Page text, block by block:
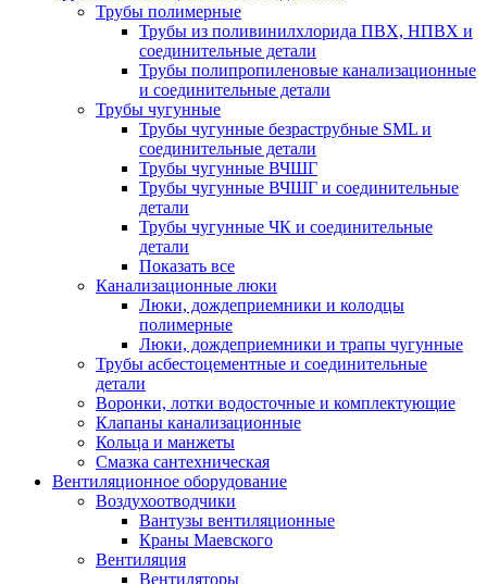
Трубы полимерные
Трубы из поливинилхлорида ПВХ, НПВХ и
соединительные детали
Трубы полипропиленовые канализационные
и соединительные детали
Трубы чугунные
Трубы чугунные безраструбные SML и
соединительные детали
Трубы чугунные ВЧШГ
Трубы чугунные ВЧШГ и соединительные
детали
Трубы чугунные ЧК и соединительные
детали
Показать все
Канализационные люки
Люки, дождеприемники и колодцы
полимерные
Люки, дождеприемники и трапы чугунные
Трубы асбестоцементные и соединительные
детали
Воронки, лотки водосточные и комплектующие
Клапаны канализационные
Кольца и манжеты
Смазка сантехническая
Вентиляционное оборудование
Воздухоотводчики
Вантузы вентиляционные
Краны Маевского
Вентиляция
Вентиляторы